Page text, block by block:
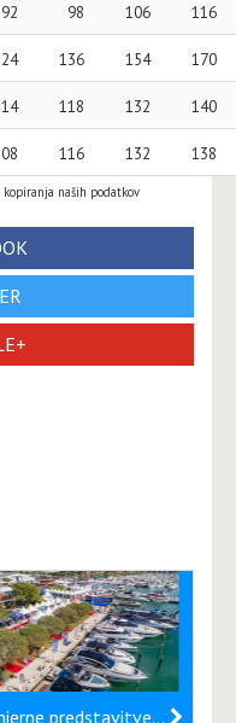
92 98 106 116
136 154 170
118 132 140
116 132 138
naših podatkov
Premierne predstavitve plovil na letošnji Internautici